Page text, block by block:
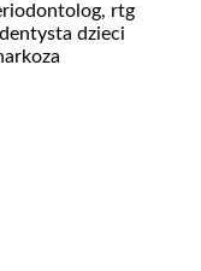
rtg
dzieci